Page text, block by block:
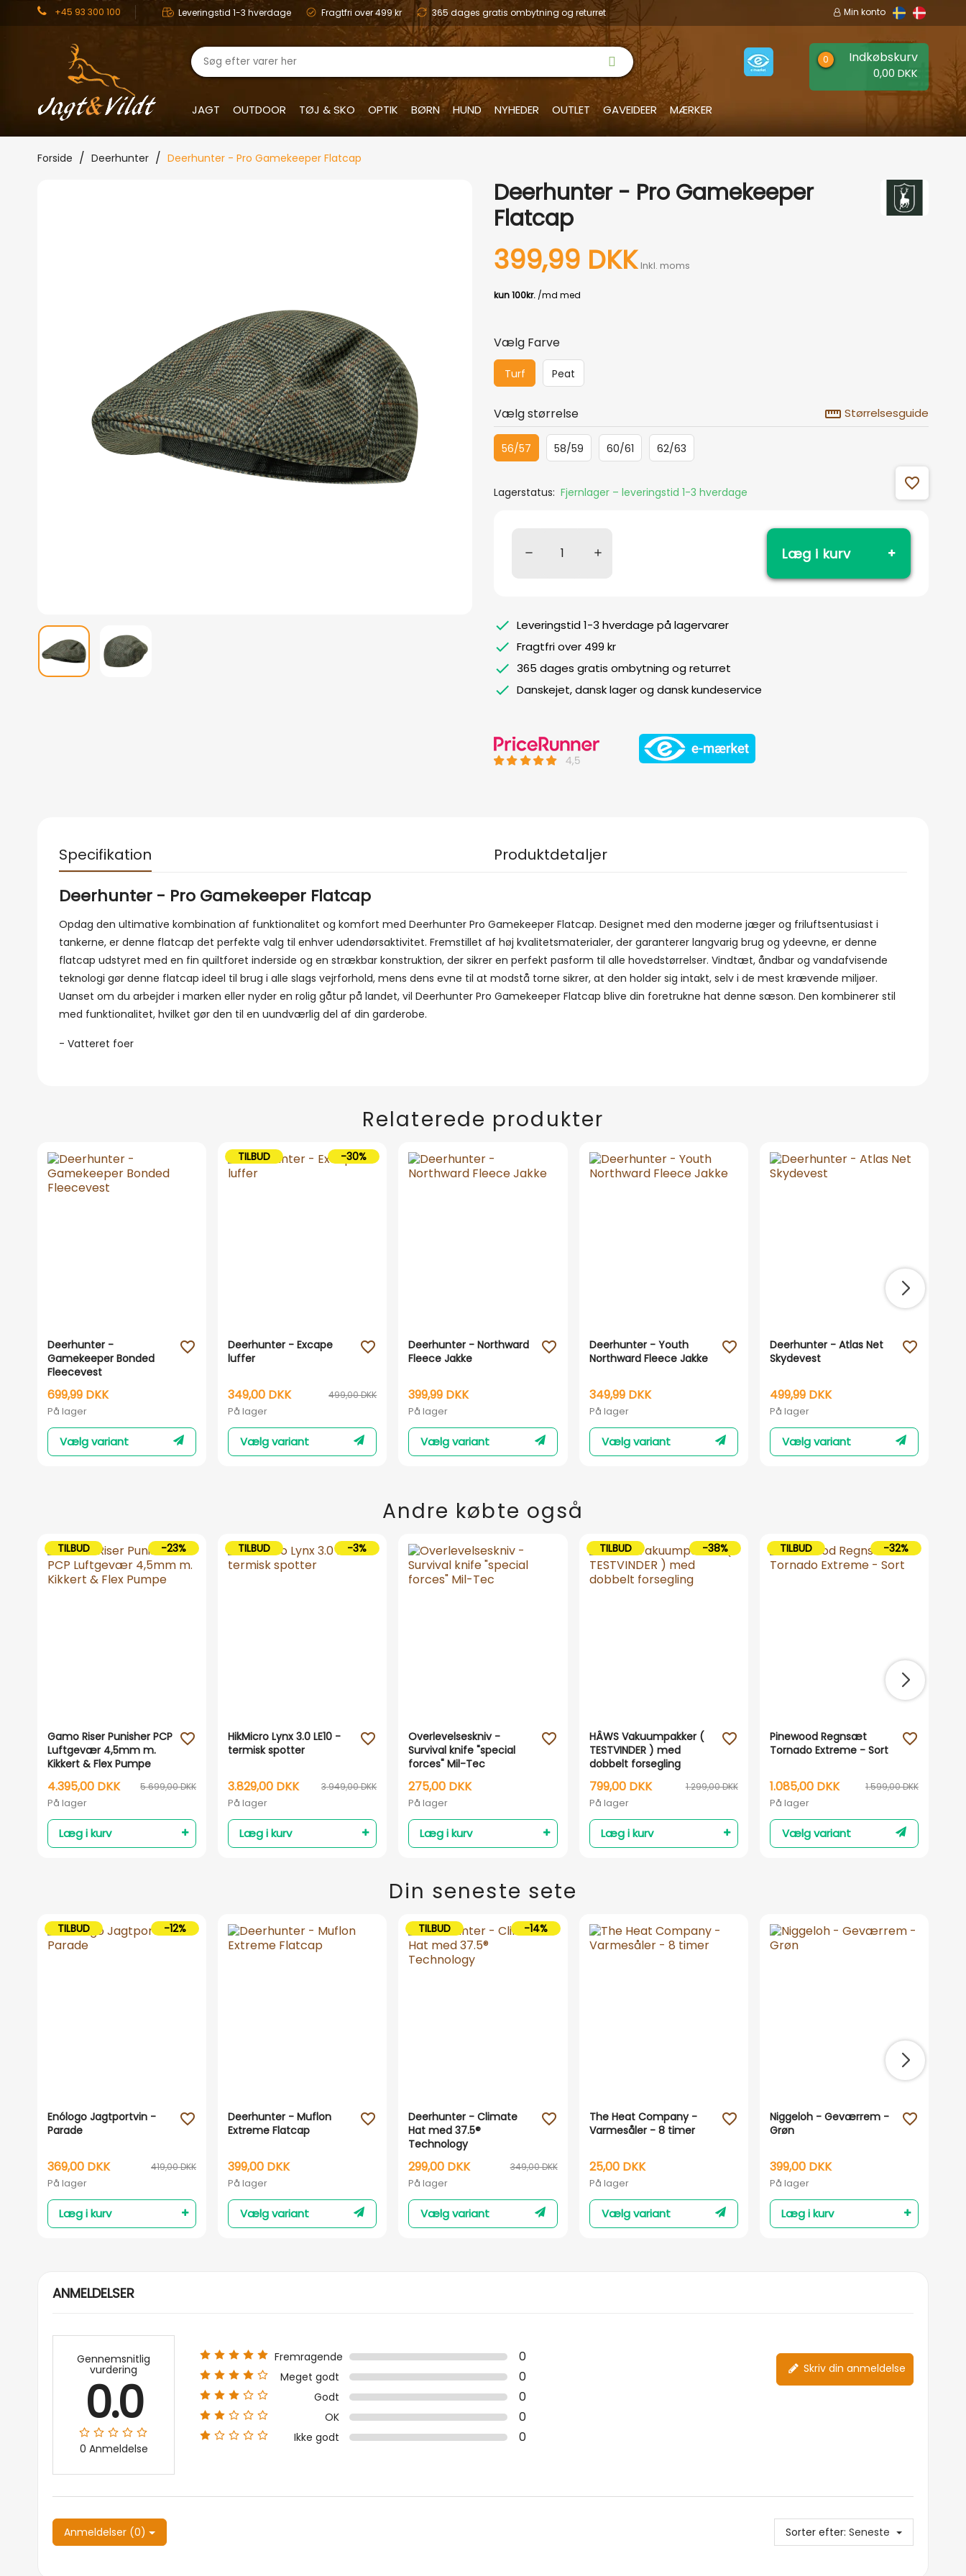
+45 93 300 100 Leveringstid 1-3 hverdage Fragtfri over 499 kr 365 dages gratis ombytning og returret Min konto
Indkøbskurv
0,00 DKK
JAGT OUTDOOR TØJ & SKO OPTIK BØRN HUND NYHEDER OUTLET GAVEIDEER MÆRKER
Forside Deerhunter Deerhunter - Pro Gamekeeper Flatcap
Deerhunter - Pro Gamekeeper
Flatcap
399,99 DKK Inkl. moms
Vælg Farve
Turf Peat
Vælg størrelse straighten Størrelsesguide
56/57 58/59 60/61 62/63
Lagerstatus: Fjernlager – leveringstid 1-3 hverdage
favorite_outline
Læg i kurv
Leveringstid 1-3 hverdage på lagervarer
Fragtfri over 499 kr
365 dages gratis ombytning og returret
Danskejet, dansk lager og dansk kundeservice
Specifikation Produktdetaljer
Deerhunter - Pro Gamekeeper Flatcap
Opdag den ultimative kombination af funktionalitet og komfort med Deerhunter Pro Gamekeeper Flatcap. Designet med den moderne jæger og friluftsentusiast i
tankerne, er denne flatcap det perfekte valg til enhver udendørsaktivitet. Fremstillet af høj kvalitetsmaterialer, der garanterer langvarig brug og ydeevne, er denne
flatcap udstyret med en fin quiltforet inderside og en strækbar konstruktion, der sikrer en perfekt pasform til alle hovedstørrelser. Vindtæt, åndbar og vandafvisende
teknologi gør denne flatcap ideel til brug i alle slags vejrforhold, mens dens evne til at modstå torne sikrer, at den holder sig intakt, selv i de mest krævende miljøer.
Uanset om du arbejder i marken eller nyder en rolig gåtur på landet, vil Deerhunter Pro Gamekeeper Flatcap blive din foretrukne hat denne sæson. Den kombinerer stil
med funktionalitet, hvilket gør den til en uundværlig del af din garderobe.
- Vatteret foer
Relaterede produkter
Deerhunter -
Gamekeeper Bonded
Fleecevest
699,99 DKK
På lager
Vælg variant
favorite_outline
Deerhunter - Excape
luffer
499,00 DKK
349,00 DKK
På lager
Vælg variant
favorite_outline
TILBUD -30%
Deerhunter - Northward
Fleece Jakke
399,99 DKK
På lager
Vælg variant
favorite_outline
Deerhunter - Youth
Northward Fleece Jakke
349,99 DKK
På lager
Vælg variant
favorite_outline
Deerhunter - Atlas Net
Skydevest
499,99 DKK
På lager
Vælg variant
favorite_outline
Andre købte også
Gamo Riser Punisher PCP
Luftgevær 4,5mm m.
Kikkert & Flex Pumpe
5.699,00 DKK
4.395,00 DKK
På lager
Læg i kurv
favorite_outline
TILBUD -23%
HikMicro Lynx 3.0 LE10 -
termisk spotter
3.949,00 DKK
3.829,00 DKK
På lager
Læg i kurv
favorite_outline
TILBUD -3%
Overlevelseskniv -
Survival knife "special
forces" Mil-Tec
275,00 DKK
På lager
Læg i kurv
favorite_outline
HÂWS Vakuumpakker (
TESTVINDER ) med
dobbelt forsegling
1.299,00 DKK
799,00 DKK
På lager
Læg i kurv
favorite_outline
TILBUD -38%
Pinewood Regnsæt
Tornado Extreme - Sort
1.599,00 DKK
1.085,00 DKK
På lager
Vælg variant
favorite_outline
TILBUD -32%
Din seneste sete
Enólogo Jagtportvin -
Parade
419,00 DKK
369,00 DKK
På lager
Læg i kurv
favorite_outline
TILBUD -12%
Deerhunter - Muflon
Extreme Flatcap
399,00 DKK
På lager
Vælg variant
favorite_outline
Deerhunter - Climate
Hat med 37.5®
Technology
349,00 DKK
299,00 DKK
På lager
Vælg variant
favorite_outline
TILBUD -14%
The Heat Company -
Varmesåler - 8 timer
25,00 DKK
På lager
Vælg variant
favorite_outline
Niggeloh - Geværrem -
Grøn
399,00 DKK
På lager
Læg i kurv
favorite_outline
ANMELDELSER
Gennemsnitlig
vurdering
0.0
0 Anmeldelse
Fremragende 0
Meget godt 0
Godt 0
OK 0
Ikke godt 0
Skriv din anmeldelse
Anmeldelser (0) Sorter efter: Seneste